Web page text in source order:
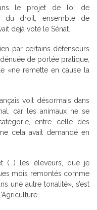
le projet de loi de
du droit, ensemble de
déjà voté le Sénat.
par certains défenseurs
de portée pratique,
«ne remette en cause la
voit désormais dans
car les animaux ne se
entre celle des
cela avait demandé en
(...) les éleveurs, que je
mois remontés comme
une autre tonalité», s’est